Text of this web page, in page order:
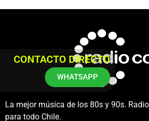
La mejor música de los 80s y 90s.
para todo Chile.
CONTACTO DIRECTO
WHATSAPP